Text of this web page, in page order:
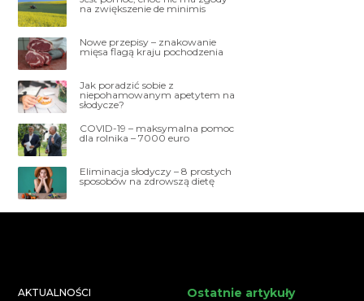
na zwiększenie de minimis
Nowe przepisy – znakowanie
mięsa flagą kraju pochodzenia
Jak poradzić sobie z
niepohamowanym apetytem na
słodycze?
COVID-19 – maksymalna pomoc
dla rolnika – 7000 euro
Eliminacja słodyczy – 8 prostych
sposobów na zdrowszą dietę
AKTUALNOŚCI
Ostatnie artykuły